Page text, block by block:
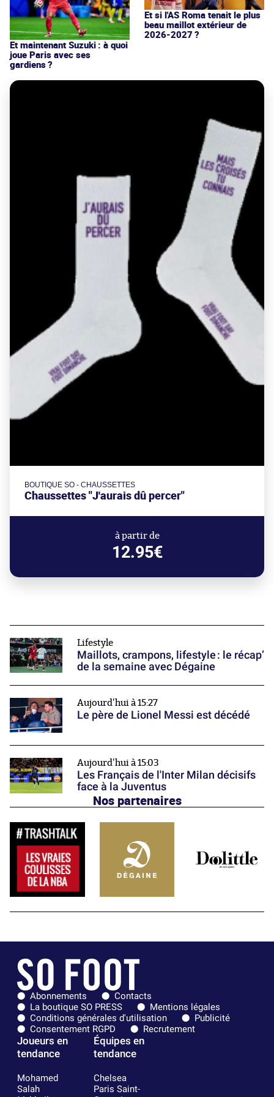
Et maintenant Suzuki : à quoi
joue Paris avec ses
gardiens ?
Et si l'AS Roma tenait le plus
beau maillot extérieur de
2026-2027 ?
BOUTIQUE SO - CHAUSSETTES
Chaussettes "J'aurais dû percer"
à partir de
12.95€
Lifestyle
Maillots, crampons, lifestyle : le récap’
de la semaine avec Dégaine
Aujourd'hui à 15:27
Le père de Lionel Messi est décédé
Aujourd'hui à 15:03
Les Français de l'Inter Milan décisifs
face à la Juventus
Nos partenaires
Abonnements
Contacts
La boutique SO PRESS
Mentions légales
Conditions générales d'utilisation
Publicité
Consentement RGPD
Recrutement
Joueurs en
tendance
Mohamed
Salah
Équipes en
tendance
Chelsea
Paris Saint-